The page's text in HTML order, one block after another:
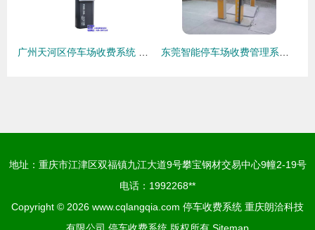
广州天河区停车场收费系统 广州星遨 停车场收费系统 东莞智能停车场收费管理系统 批发与安装施工全攻略
地址：重庆市江津区双福镇九江大道9号攀宝钢材交易中心9幢2-19号
电话：1992268**
Copyright © 2026 www.cqlangqia.com 停车收费系统 重庆朗洽科技